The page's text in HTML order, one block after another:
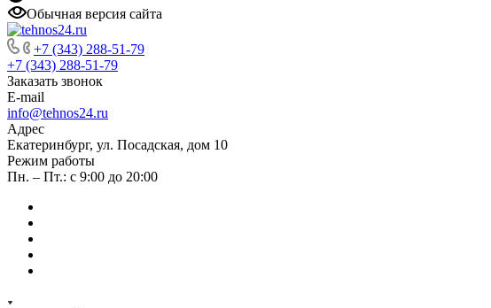
Обычная версия сайта
+7 (343) 288-51-79
+7 (343) 288-51-79
Заказать звонок
E-mail
info@tehnos24.ru
Адрес
Екатеринбург, ул. Посадская, дом 10
Режим работы
Пн. – Пт.: с 9:00 до 20:00